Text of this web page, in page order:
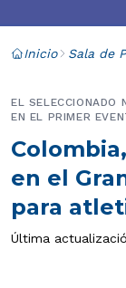
Inicio Sala de
en el
para
EL SELECCIONADO
EN EL PRIMER
Última